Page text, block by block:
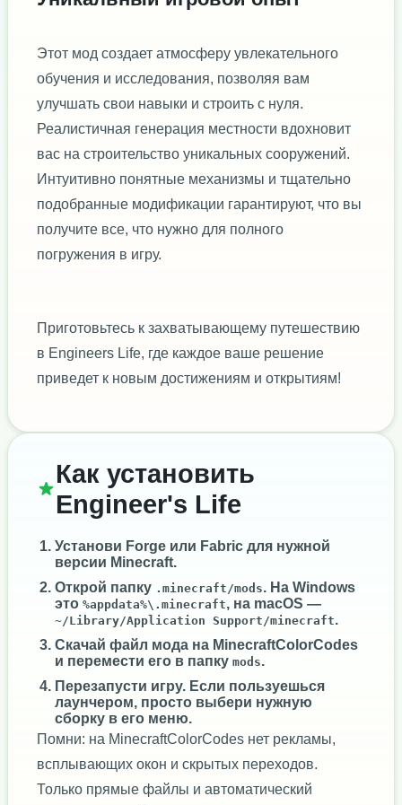
Этот мод создает атмосферу увлекательного
обучения и исследования, позволяя вам
улучшать свои навыки и строить с нуля.
Реалистичная генерация местности вдохновит
вас на строительство уникальных сооружений.
Интуитивно понятные механизмы и тщательно
подобранные модификации гарантируют, что вы
получите все, что нужно для полного
погружения в игру.
Приготовьтесь к захватывающему путешествию
в Engineers Life, где каждое ваше решение
приведет к новым достижениям и открытиям!
Как установить
Engineer's Life
Установи Forge или Fabric для нужной
версии Minecraft.
Открой папку .minecraft/mods. На Windows
это %appdata%\.minecraft, на macOS —
~/Library/Application Support/minecraft.
Скачай файл мода на MinecraftColorCodes
и перемести его в папку mods.
Перезапусти игру. Если пользуешься
лаунчером, просто выбери нужную
сборку в его меню.
Помни: на MinecraftColorCodes нет рекламы,
всплывающих окон и скрытых переходов.
Только прямые файлы и автоматический